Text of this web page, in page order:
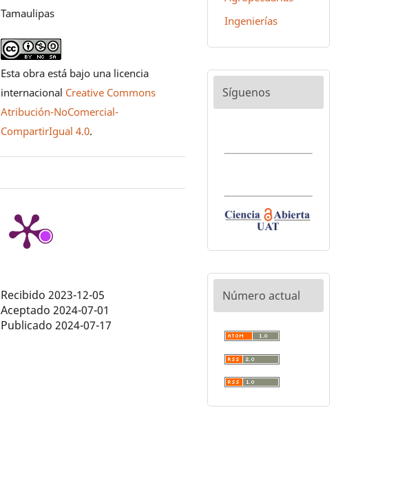
Tamaulipas
Esta obra está bajo una licencia
internacional Creative Commons
Atribución-NoComercial-
CompartirIgual 4.0.
Recibido 2023-12-05
Aceptado 2024-07-01
Publicado 2024-07-17
Ingenierías
Síguenos
Número actual